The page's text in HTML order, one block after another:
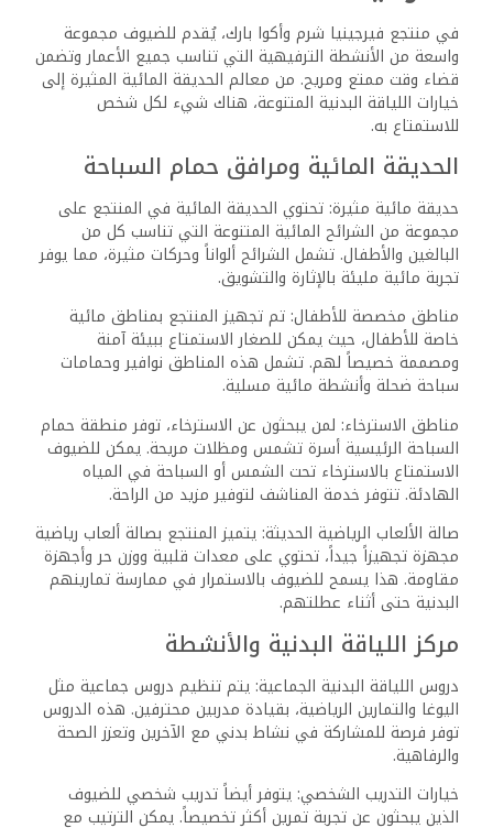
دروس اللياقة البدنية الجماعية: يتم تنظيم دروس جماعية مثل
اليوغا والتمارين الرياضية، بقيادة مدربين محترفين. هذه الدروس
توفر فرصة للمشاركة في نشاط بدني مع الآخرين وتعزز الصحة
والرفاهية.
خيارات التدريب الشخصي: يتوفر أيضاً تدريب شخصي للضيوف
الذين يبحثون عن تجربة تمرين أكثر تخصيصاً. يمكن الترتيب مع
مدربي اللياقة البدنية للحصول على خطة تدريب فردية تلبي
الأهداف الشخصية.
الترفيه العائلي والأطفال
أنشطة للأطفال والعائلات: يمتاز المنتجع بفريق للرسوم
المتحركة يخصص أنشطة متنوعة للعائلات، بما في ذلك ألعاب
جماعية ورياضات وورش عمل. هذه الأنشطة مصممة لتعزيز
التفاعل والمرح بين جميع أفراد الأسرة.
برامج مسائية: تتضمن الأنشطة المسائية عروضاً خاصة وفعاليات
الفعاليات ليالي ذات طابع خاص، مما يعزز تجربة الترفيه.
مناطق لعب خاضعة للإشراف: يتوفر للأطفال مناطق لعب
خاضعة للإشراف، حيث يمكنهم الاستمتاع بأنشطة متنوعة مثل
الفنون والحرف اليدوية والألعاب الخاضعة للإشراف. توفر هذه
المناطق بيئة آمنة وممتعة للصغار.
بفضل هذا التنوع في الأنشطة الترفيهية، يضمن منتجع فيرجينيا
شرم وأكوا بارك تجربة متكاملة تناسب جميع الأذواق والأعمار،
مما يجعل الإقامة ممتعة ومليئة بالذكريات الجميلة.
خدمات الضيوف ووسائل
الراحة
يضع منتجع فيرجينيا شرم وأكوا بارك أولوية كبيرة لراحة الضيوف
من خلال تقديم مجموعة واسعة من الخدمات ووسائل الراحة. تم
تصميم هذه الخدمات لضمان تجربة مريحة وممتعة لجميع الزوار.